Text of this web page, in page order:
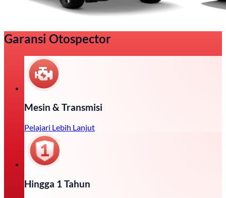
Garansi Otospector
Mesin & Transmisi
Pelajari Lebih Lanjut
Hingga 1 Tahun